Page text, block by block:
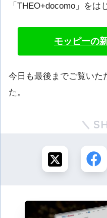
「THEO+docomo」をは
モッピーの
今日も最後までご覧いた
た。